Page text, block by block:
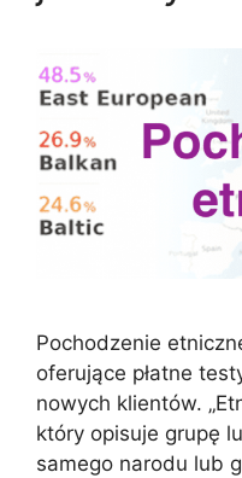
Pochodzenie
oferujące płatne
nowych klientów.
który opisuje grupę
samego narodu lub